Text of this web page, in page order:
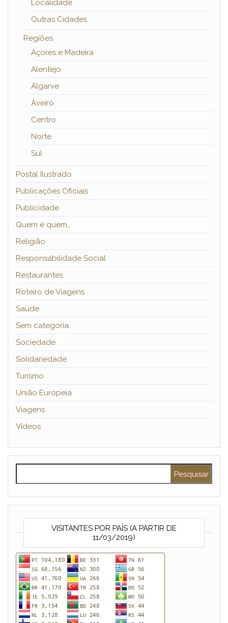
Localidade
Outras Cidades
Regiões
Açores e Madeira
Alentejo
Algarve
Aveiro
Centro
Norte
Sul
Postal Ilustrado
Publicações Oficiais
Publicidade
Quem é quem…
Religião
Responsabilidade Social
Restaurantes
Roteiro de Viagens
Saúde
Sem categoria
Sociedade
Solidariedade
Turismo
União Europeia
Viagens
Vídeos
VISITANTES POR PAÍS (A PARTIR DE
11/03/2019)